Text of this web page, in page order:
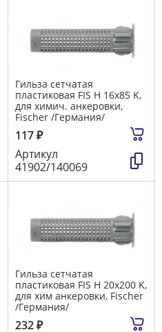
Гильза сетчатая
пластиковая FIS H 16х85 K,
для химич. анкеровки,
Fischer /Германия/
117₽
Артикул
41902/140069
Гильза сетчатая
пластиковая FIS H 20х200 K,
для хим анкеровки, Fischer
/Германия/
232₽